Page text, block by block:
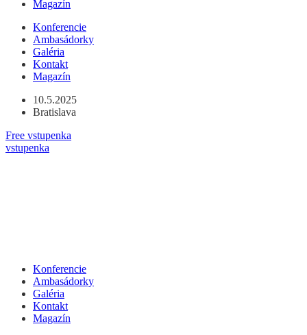
obsah
Magazín
Konferencie
Ambasádorky
Galéria
Kontakt
Magazín
10.5.2025
Bratislava
Free vstupenka
vstupenka
Konferencie
Ambasádorky
Galéria
Kontakt
Magazín